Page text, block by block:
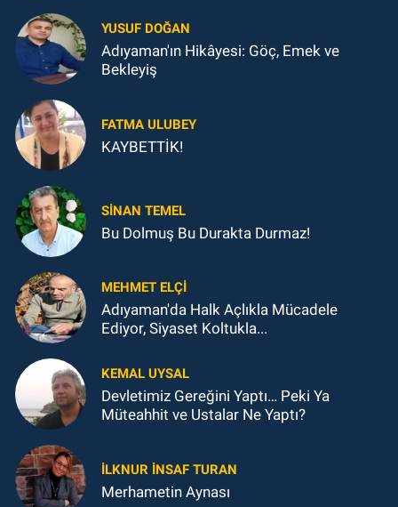
YUSUF DOĞAN
Adıyaman'ın Hikâyesi: Göç, Emek ve
Bekleyiş
FATMA ULUBEY
KAYBETTİK!
SINAN TEMEL
Bu Dolmuş Bu Durakta Durmaz!
MEHMET ELÇI
Adıyaman'da Halk Açlıkla Mücadele
Ediyor, Siyaset Koltukla...
KEMAL UYSAL
Devletimiz Gereğini Yaptı… Peki Ya
Müteahhit ve Ustalar Ne Yaptı?
İLKNUR İNSAF TURAN
Merhametin Aynası